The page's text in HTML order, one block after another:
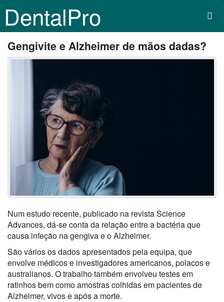
DentalPro
Gengivite e Alzheimer de mãos dadas?
Num estudo recente, publicado na revista Science
Advances, dá-se conta da relação entre a bactéria que
causa infeção na gengiva e o Alzheimer.
São vários os dados apresentados pela equipa, que
envolve médicos e investigadores americanos, polacos e
australianos. O trabalho também envolveu testes em
ratinhos bem como amostras colhidas em pacientes de
Alzheimer, vivos e após a morte.